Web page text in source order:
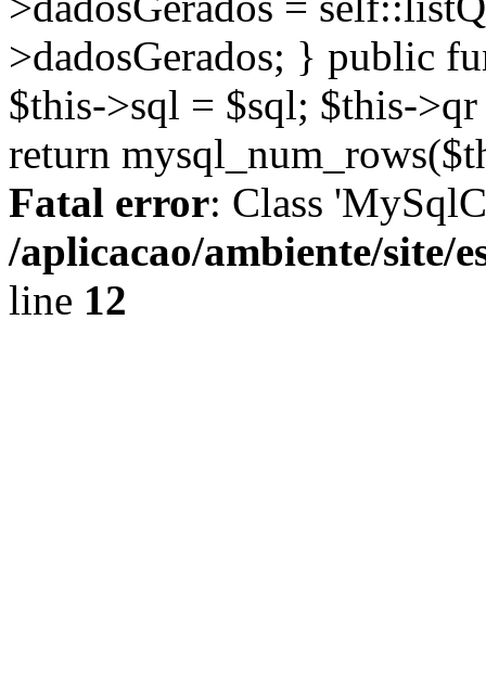
>dadosGerados; } public
$this->sql = $sql; $this-
return
Fatal error: Class
/aplicacao/ambiente/site/
line 12